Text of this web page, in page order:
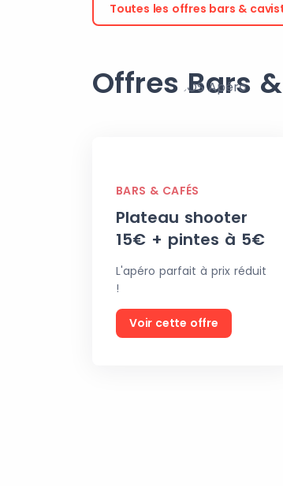
Toutes les offres bars &
Offres Bars
BARS & CAFÉS
Plateau shooter
15€ + pintes à 5€
L'apéro parfait à prix réduit
!
Voir cette offre